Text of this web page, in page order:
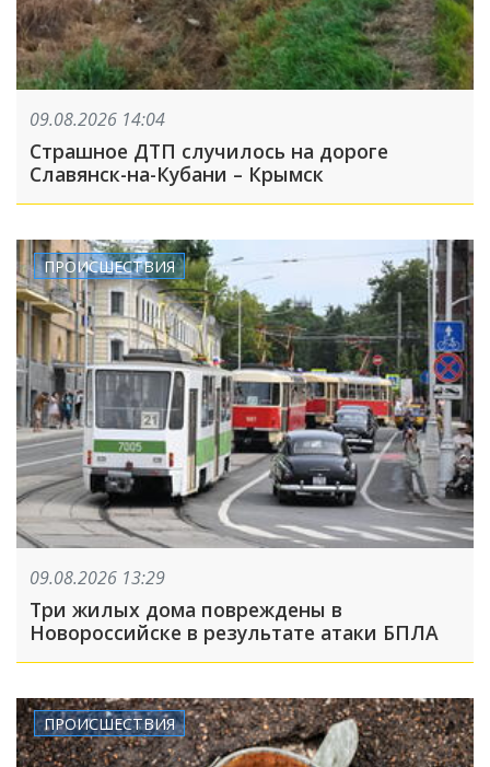
09.08.2026 14:04
Страшное ДТП случилось на дороге
Славянск-на-Кубани – Крымск
ПРОИСШЕСТВИЯ
09.08.2026 13:29
Три жилых дома повреждены в
Новороссийске в результате атаки БПЛА
ПРОИСШЕСТВИЯ